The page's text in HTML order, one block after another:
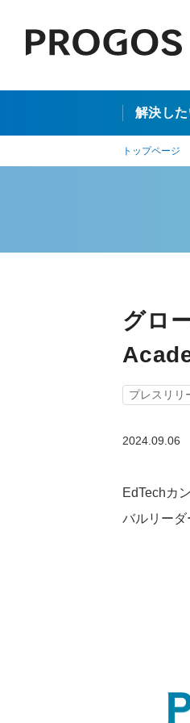
解決し
トップページ
グロ
プレスリリ
2024.09.06
EdTechカ
バルリー